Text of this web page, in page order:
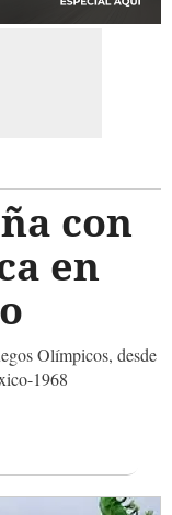
con
en
Olímpicos, desde
1968